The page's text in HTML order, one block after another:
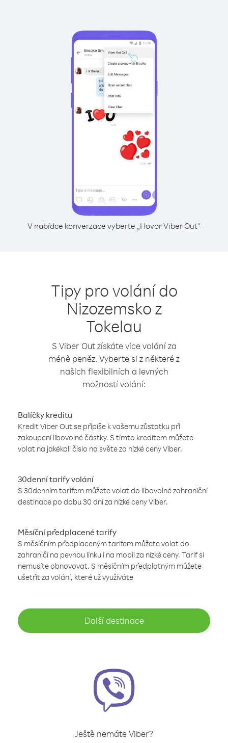
V nabídce konverzace vyberte „Hovor Viber Out“
Tipy pro volání do
Nizozemsko z
Tokelau
S Viber Out získáte více volání za
méně peněz. Vyberte si z některé z
našich flexibilních a levných
možností volání:
Balíčky kreditu
Kredit Viber Out se připíše k vašemu zůstatku při
zakoupení libovolné částky. S tímto kreditem můžete
volat na jakékoli číslo na světe za nízké ceny Viber.
30denní tarify volání
S 30denním tarifem můžete volat do libovolné zahraniční
destinace po dobu 30 dní za nízké ceny Viber.
Měsíční předplacené tarify
S měsíčním předplaceným tarifem můžete volat do
zahraničí na pevnou linku i na mobil za nízké ceny. Tarif si
nemusíte obnovovat. S měsíčním předplatným můžete
ušetřit za volání, které už využíváte
Další destinace
Ještě nemáte Viber?